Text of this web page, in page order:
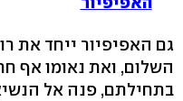
גם האפיפיור ייחד את
השלום, ואת נאומו אף
בתחילתם, פנה אל